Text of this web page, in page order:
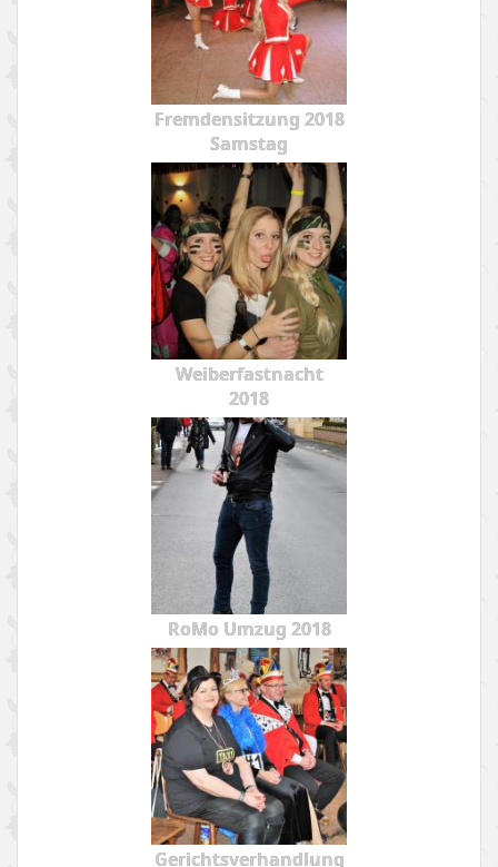
Fremdensitzung 2018
Samstag
Weiberfastnacht
2018
RoMo Umzug 2018
Gerichtsverhandlung